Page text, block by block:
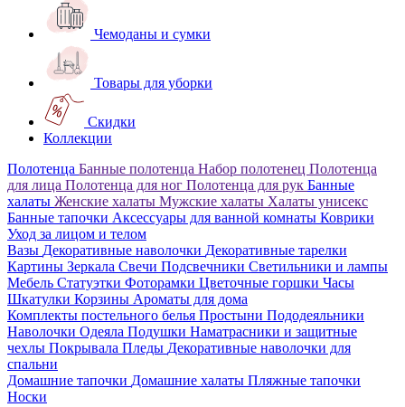
Чемоданы и сумки
Товары для уборки
Скидки
Коллекции
Полотенца Банные полотенца Набор полотенец Полотенца
для лица Полотенца для ног Полотенца для рук Банные
халаты Женские халаты Мужские халаты Халаты унисекс
Банные тапочки Аксессуары для ванной комнаты Коврики
Уход за лицом и телом
Вазы Декоративные наволочки Декоративные тарелки
Картины Зеркала Свечи Подсвечники Светильники и лампы
Мебель Статуэтки Фоторамки Цветочные горшки Часы
Шкатулки Корзины Ароматы для дома
Комплекты постельного белья Простыни Пододеяльники
Наволочки Одеяла Подушки Наматрасники и защитные
чехлы Покрывала Пледы Декоративные наволочки для
спальни
Домашние тапочки Домашние халаты Пляжные тапочки
Носки